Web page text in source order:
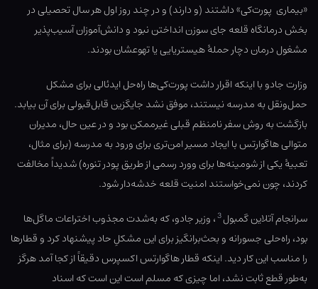
«بیماری پورت‌کی» داشتند (و دارند) و در چند روز اول هر سال تحصیلی در
بخش درمانگاه قلعه جای سوزن انداختن نبود و دانش‌آموزان آسیب‌پذیر
مشغول درمان دچار حملۀ هیستریایی یا تهوعشان بودند.
وزارت جادو با اینکه اقرار داشت پورت‌کی‌ها راه‌حل ایدئالی برای مشکل
حمل‌ونقل به مدرسه نیستند، موفق نشد جایگزین قابل‌قبولی برای آن بیابد.
بازگشت به روش سفر نامنظم قبلی غیرممکن بود و در عین حال، مدیران
متوالی هاگوارتس با ایجاد مسیر امن‌تری برای ورود به مدرسه (برای مثال،
تعبیهٔ یکی از شومینه‌ها برای وورد رسمی از طریق پودر تنوره) شدیداً مخالفت
کردند، چون نمی‌خواستند امنیت قلعه خدشه‌دار شود.
سرانجام آتلاین گمبول3، وزیر جادو، که به‌شدت مجذوب اختراعات ماگل‌ها
بود، راه‌حلی جسورانه و بحث‌برانگیز برای این مشکلِ حاد پیشنهاد کرد و قطارها
را مناسب این کار دید. اینکه قطار هاگوارتس اکسپرس دقیقاً از کجا آمد هرگز
به‌طور قطع ثابت نشد، اما چیزی که مسلم است این است که اسناد